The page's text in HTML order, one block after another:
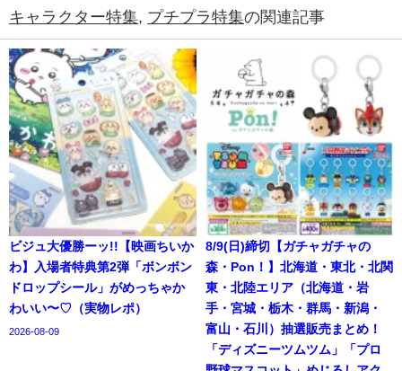
キャラクター特集, プチプラ特集の関連記事
ビジュ大優勝ーッ!!【映画ちいか
わ】入場者特典第2弾「ボンボン
ドロップシール」がめっちゃか
わいい〜♡（実物レポ）
2026-08-09
8/9(日)締切【ガチャガチャの
森・Pon！】北海道・東北・北関
東・北陸エリア（北海道・岩
手・宮城・栃木・群馬・新潟・
富山・石川）抽選販売まとめ！
「ディズニーツムツム」「プロ